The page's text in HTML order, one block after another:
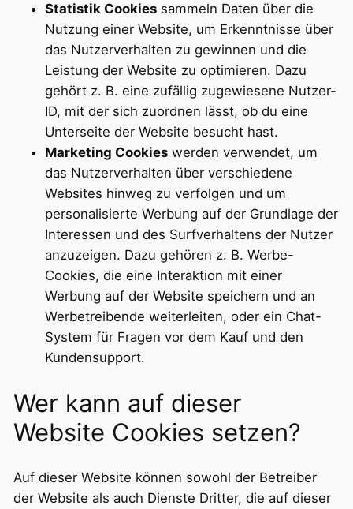
Statistik Cookiessammeln Daten über die
Nutzung einer Website, um Erkenntnisse über
das Nutzerverhalten zu gewinnen und die
Leistung der Website zu optimieren. Dazu
gehört z. B. eine zufällig zugewiesene Nutzer-
ID, mit der sich zuordnen lässt, ob du eine
Unterseite der Website besucht hast.
Marketing Cookieswerden verwendet, um
das Nutzerverhalten über verschiedene
Websites hinweg zu verfolgen und um
personalisierte Werbung auf der Grundlage der
Interessen und des Surfverhaltens der Nutzer
anzuzeigen. Dazu gehören z. B. Werbe-
Cookies, die eine Interaktion mit einer
Werbung auf der Website speichern und an
Werbetreibende weiterleiten, oder ein Chat-
System für Fragen vor dem Kauf und den
Kundensupport.
Wer kann auf dieser
Website Cookies setzen?
Auf dieser Website können sowohl der Betreiber
der Website als auch Dienste Dritter, die auf dieser